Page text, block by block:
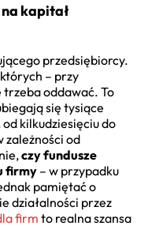
kapitał
przedsiębiorcy.
– przy
trzeba oddawać. To
się tysiące
kilkudziesięciu do
zależności od
czy fundusze
firmy – w przypadku
pamiętać o
działalności przez
firmto realna szansa